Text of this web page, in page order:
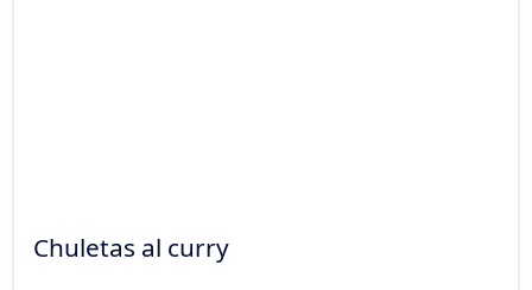
Chuletas al curry